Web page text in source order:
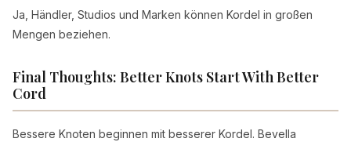
Ja, Händler, Studios und Marken können Kordel in großen
Mengen beziehen.
Final Thoughts: Better Knots Start With Better
Cord
Bessere Knoten beginnen mit besserer Kordel. Bevella